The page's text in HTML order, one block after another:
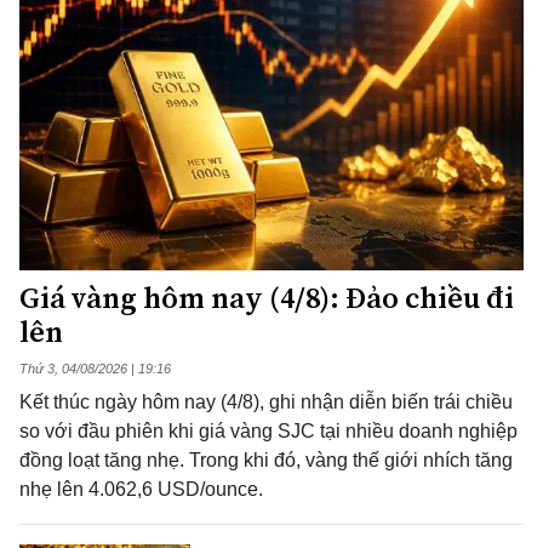
Giá vàng hôm nay (4/8): Đảo chiều đi
lên
Thứ 3, 04/08/2026 | 19:16
Kết thúc ngày hôm nay (4/8), ghi nhận diễn biến trái chiều
so với đầu phiên khi giá vàng SJC tại nhiều doanh nghiệp
đồng loạt tăng nhẹ. Trong khi đó, vàng thế giới nhích tăng
nhẹ lên 4.062,6 USD/ounce.